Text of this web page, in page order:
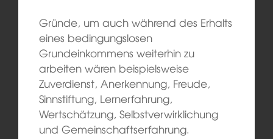
Gründe, um auch während des Erhalts
eines bedingungslosen
Grundeinkommens weiterhin zu
arbeiten wären beispielsweise
Zuverdienst, Anerkennung, Freude,
Sinnstiftung, Lernerfahrung,
Wertschätzung, Selbstverwirklichung
und Gemeinschaftserfahrung.